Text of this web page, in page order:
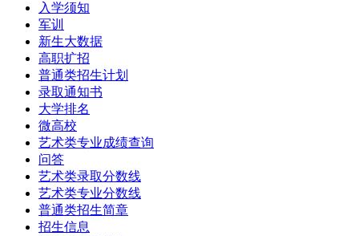
入学须知
军训
新生大数据
高职扩招
普通类招生计划
录取通知书
大学排名
微高校
艺术类专业成绩查询
问答
艺术类录取分数线
艺术类专业分数线
普通类招生简章
招生信息